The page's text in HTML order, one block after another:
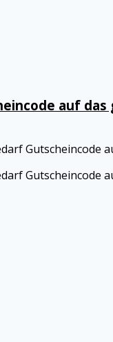
auf
Gutscheincode
Gutscheincode